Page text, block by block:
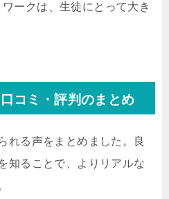
ークは、生徒にとって大き
コミ・評判のまとめ
れる声をまとめました。良
知ることで、よりリアルな